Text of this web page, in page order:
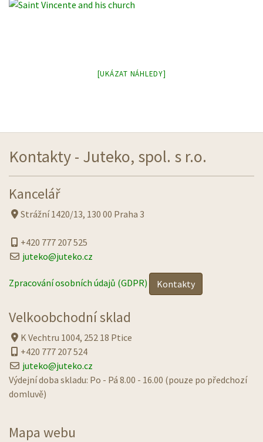
[UKÁZAT NÁHLEDY]
Kontakty - Juteko, spol. s r.o.
Kancelář
Strážní 1420/13, 130 00 Praha 3
+420 777 207 525
juteko@juteko.cz
Zpracování osobních údajů (GDPR) Kontakty
Velkoobchodní sklad
K Vechtru 1004, 252 18 Ptice
+420 777 207 524
juteko@juteko.cz
Výdejní doba skladu: Po - Pá 8.00 - 16.00 (pouze po předchozí
domluvě)
Mapa webu